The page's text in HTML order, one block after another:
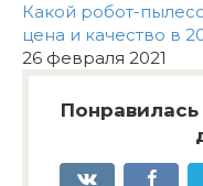
Какой робот-
цена и качество в
26 февраля 2021
Понравилась